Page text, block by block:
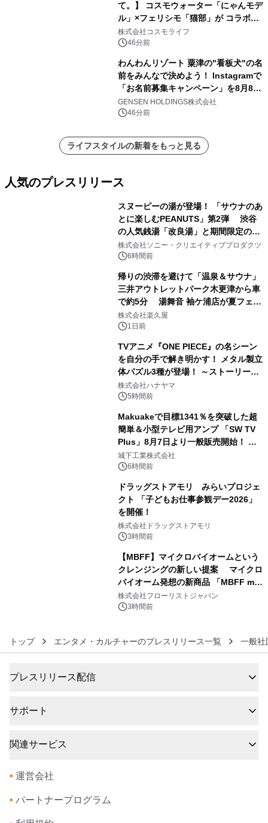
て。】 コスモウォーター「にゃんモデ
ル」×フェリシモ「猫部」が コラボキ
ャンペーンを実施
株式会社コスモライフ
46分前
わんわんリゾート 粟津の"看板犬"の名
前をみんなで決めよう！ Instagramで
「お名前募集キャンペーン」を8月8日
(土)より開催
GENSEN HOLDINGS株式会社
46分前
ライフスタイルの新着をもっと見る
人気のプレスリリース
スヌーピーの湯が登場！ 「サウナのあ
とに楽しむPEANUTS」第2弾 渋谷
の人気銭湯「改良湯」と期間限定のコ
ラボレーション サウナイキタイコラ
ボグッズも発売決定！
株式会社ソニー・クリエイティブプロダクツ
6時間前
帰りの渋滞を避けて「温泉＆サウナ」
三井アウトレットパーク木更津から車
で約5分 湯舞音 袖ケ浦店が夏フェア
メニューを提供
株式会社楽久屋
1日前
TVアニメ『ONE PIECE』の名シーン
を自分の手で解き明かす！ メタル製立
体パズル3種が登場！ ～ストーリーと
ギミックが融合した 大人の体験型パズ
ルが8月7日(金)12時より先行予約受付
株式会社ハナヤマ
5時間前
Makuakeで目標1341％を突破した超
簡単＆小型テレビ用アンプ 「SW TV
Plus」8月7日より一般販売開始！ ケ
ーブル1本つなぐだけ、テレビの音が
ぐっと豊かに
城下工業株式会社
6時間前
ドラッグストアモリ みらいプロジェ
クト 「子どもお仕事参観デー2026」
を開催！
株式会社ドラッグストアモリ
3時間前
【MBFF】マイクロバイオームという
クレンジングの新しい提案 マイクロ
バイオーム発想の新商品 「MBFF mb
クレンジングPRO」を2026年8月6日
発売
株式会社フローリストジャパン
3時間前
トップ エンタメ・カルチャーのプレスリリース一覧 一般社
プレスリリース配信
サポート
関連サービス
• 運営会社
• パートナープログラム